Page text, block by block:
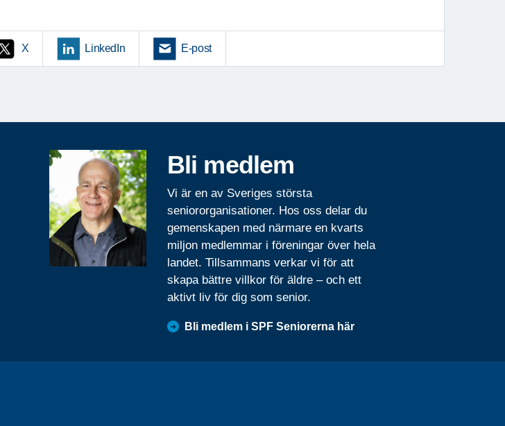
X LinkedIn E-post
Bli medlem
Vi är en av Sveriges största
seniororganisationer. Hos oss delar du
gemenskapen med närmare en kvarts
miljon medlemmar i föreningar över hela
landet. Tillsammans verkar vi för att
skapa bättre villkor för äldre – och ett
aktivt liv för dig som senior.
Bli medlem i SPF Seniorerna här